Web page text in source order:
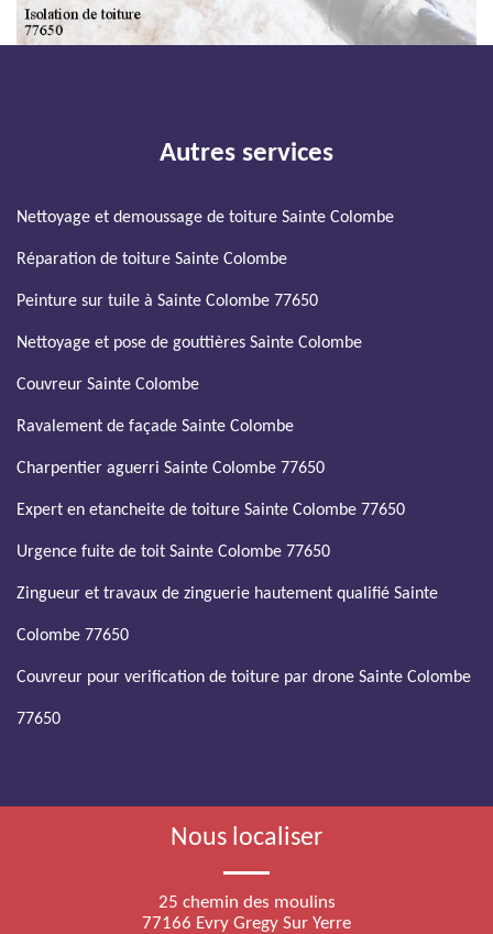
Autres services
Nettoyage et demoussage de toiture Sainte Colombe
Réparation de toiture Sainte Colombe
Peinture sur tuile à Sainte Colombe 77650
Nettoyage et pose de gouttières Sainte Colombe
Couvreur Sainte Colombe
Ravalement de façade Sainte Colombe
Charpentier aguerri Sainte Colombe 77650
Expert en etancheite de toiture Sainte Colombe 77650
Urgence fuite de toit Sainte Colombe 77650
Zingueur et travaux de zinguerie hautement qualifié Sainte
Colombe 77650
Couvreur pour verification de toiture par drone Sainte Colombe
77650
Nous localiser
25 chemin des moulins
77166 Evry Gregy Sur Yerre